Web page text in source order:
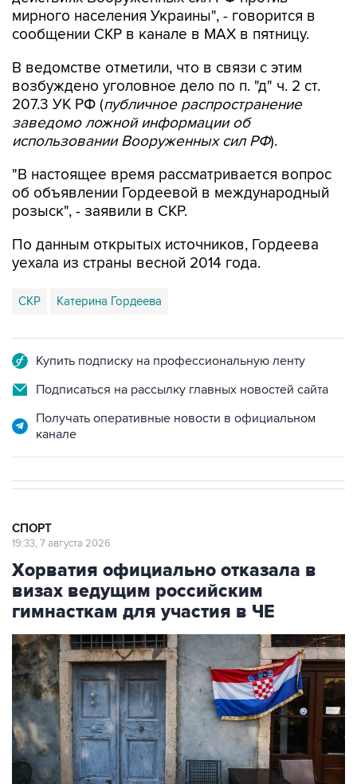
мирного населения Украины", - говорится в
сообщении СКР в канале в MAX в пятницу.
В ведомстве отметили, что в связи с этим
возбуждено уголовное дело по п. "д" ч. 2 ст.
207.3 УК РФ (публичное распространение
заведомо ложной информации об
использовании Вооруженных сил РФ).
"В настоящее время рассматривается вопрос
об объявлении Гордеевой в международный
розыск", - заявили в СКР.
По данным открытых источников, Гордеева
уехала из страны весной 2014 года.
СКР Катерина Гордеева
Купить подписку на профессиональную ленту
Подписаться на рассылку главных новостей сайта
Получать оперативные новости в официальном
канале
СПОРТ
19:33, 7 августа 2026
Хорватия официально отказала в
визах ведущим российским
гимнасткам для участия в ЧЕ